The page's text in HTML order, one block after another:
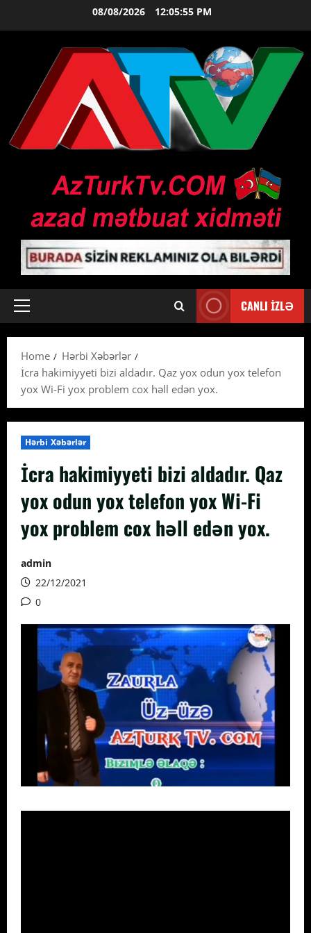
08/08/2026 12:05:56 PM
Primary
CANLI İZLƏ
Home
Hərbi Xəbərlər
İcra hakimiyyeti bizi aldadır. Qaz yox odun yox telefon
yox Wi-Fi yox problem cox həll edən yox.
Hərbi Xəbərlər
İcra hakimiyyeti bizi aldadır. Qaz
yox odun yox telefon yox Wi-Fi
yox problem cox həll edən yox.
admin
22/12/2021
0